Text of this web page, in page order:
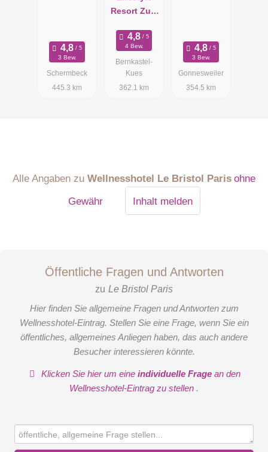
3 Bew.
Schermbeck
445.3 km
Resort Zum
4 Bew.
Bernkastel-
Kues
362.1 km
3 Bew.
Gonnesweiler
354.5 km
Alle Angaben zu Wellnesshotel Le Bristol Paris ohne
Gewähr
Inhalt melden
Öffentliche Fragen und Antworten
zu Le Bristol Paris
Hier finden Sie allgemeine Fragen und Antworten zum
Wellnesshotel-Eintrag. Stellen Sie eine Frage, wenn Sie ein
öffentliches, allgemeines Anliegen haben, das auch andere
Besucher interessieren könnte.
Klicken Sie hier um eineindividuelle Frage an den
Wellnesshotel-Eintrag zu stellen .